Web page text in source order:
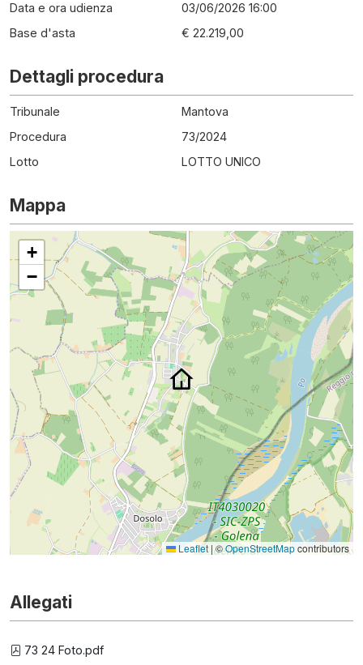
Data e ora udienza
03/06/2026 16:00
Base d'asta
€ 22.219,00
Dettagli procedura
Tribunale
Mantova
Procedura
73/2024
Lotto
LOTTO UNICO
Mappa
+
−
Leaflet |©OpenStreetMapcontributors
Allegati
73 24 Foto.pdf